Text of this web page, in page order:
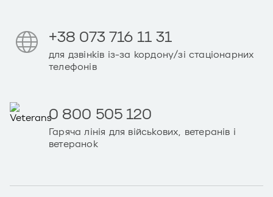
+38 073 716 11 31
для дзвінків із-за кордону/зі стаціонарних
телефонів
0 800 505 120
Гаряча лінія для військових, ветеранів і
ветеранок